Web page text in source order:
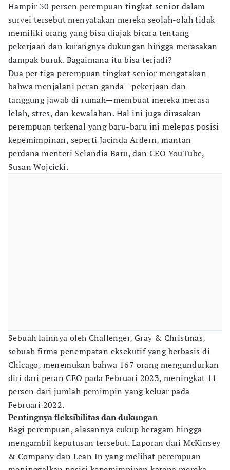
Hampir 30 persen perempuan tingkat senior dalam
survei tersebut menyatakan mereka seolah-olah tidak
memiliki orang yang bisa diajak bicara tentang
pekerjaan dan kurangnya dukungan hingga merasakan
dampak buruk. Bagaimana itu bisa terjadi?
Dua per tiga perempuan tingkat senior mengatakan
bahwa menjalani peran ganda—pekerjaan dan
tanggung jawab di rumah—membuat mereka merasa
lelah, stres, dan kewalahan. Hal ini juga dirasakan
perempuan terkenal yang baru-baru ini melepas posisi
kepemimpinan, seperti Jacinda Ardern, mantan
perdana menteri Selandia Baru, dan CEO YouTube,
Susan Wojcicki.
Sebuah lainnya oleh Challenger, Gray & Christmas,
sebuah firma penempatan eksekutif yang berbasis di
Chicago, menemukan bahwa 167 orang mengundurkan
diri dari peran CEO pada Februari 2023, meningkat 11
persen dari jumlah pemimpin yang keluar pada
Februari 2022.
Pentingnya fleksibilitas dan dukungan
Bagi perempuan, alasannya cukup beragam hingga
mengambil keputusan tersebut. Laporan dari McKinsey
& Company dan Lean In yang melihat perempuan